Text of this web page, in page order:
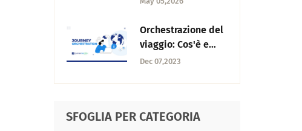
Orchestrazione del
viaggio: Cos'è e
come funziona
Dec 07,2023
SFOGLIA PER CATEGORIA